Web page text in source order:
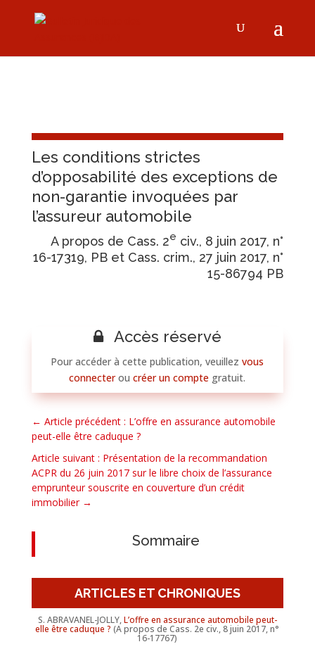
Les conditions strictes
d’opposabilité des exceptions de
non-garantie invoquées par
l’assureur automobile
A propos de Cass. 2e civ., 8 juin 2017, n°
16-17319, PB et Cass. crim., 27 juin 2017, n°
15-86794 PB
Accès réservé
Pour accéder à cette publication, veuillezvous
connecteroucréer un compte gratuit.
← Article précédent : L’offre en assurance automobile
peut-elle être caduque ?
Article suivant : Présentation de la recommandation
ACPR du 26 juin 2017 sur le libre choix de l’assurance
emprunteur souscrite en couverture d’un crédit
immobilier→
Sommaire
ARTICLES ET CHRONIQUES
S. ABRAVANEL-JOLLY,L’offre en assurance automobile peut-
elle être caduque ? (A propos de Cass. 2e civ., 8 juin 2017, n°
16-17767)